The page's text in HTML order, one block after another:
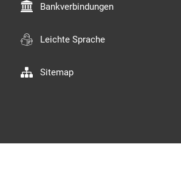
Bankverbindungen
Leichte Sprache
Sitemap